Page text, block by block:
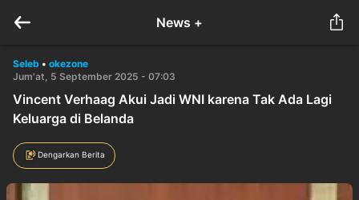
News +
Seleb • okezone
Jum'at, 5 September 2025 - 07:03
Vincent Verhaag Akui Jadi WNI karena Tak Ada Lagi
Keluarga di Belanda
Dengarkan Berita